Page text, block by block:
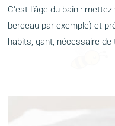
C’est l’âge du bain :
berceau par exemple) et
habits, gant, nécessaire de